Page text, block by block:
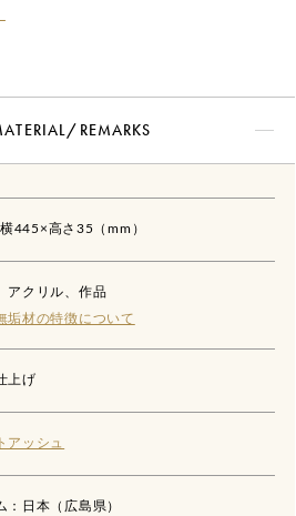
REMARKS
445×高さ35（mm）
アクリル、作品
垢材の特徴について
上げ
アッシュ
：日本（広島県）